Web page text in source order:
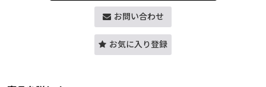
お問い合わせ
お気に入り登録